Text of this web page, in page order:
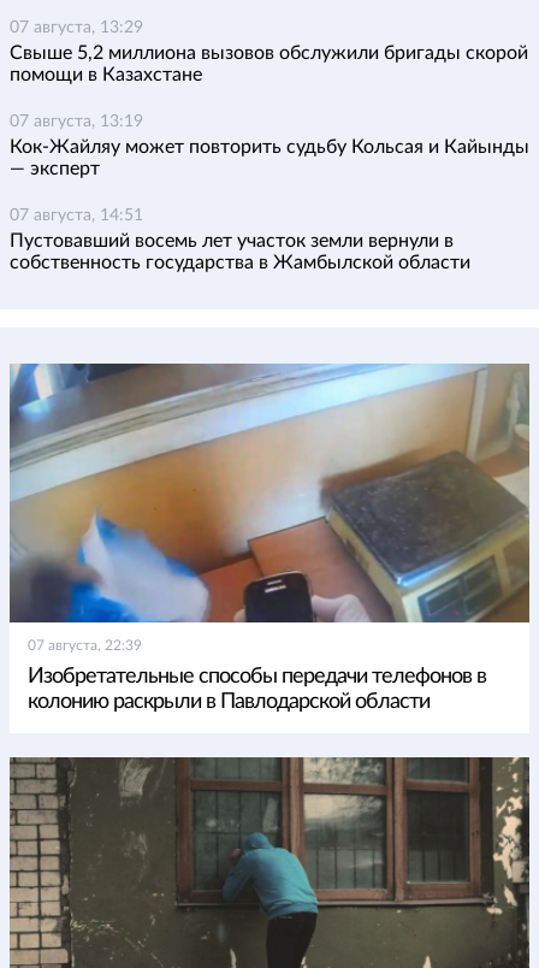
07 августа, 13:29
Свыше 5,2 миллиона вызовов обслужили бригады скорой
помощи в Казахстане
07 августа, 13:19
Кок-Жайляу может повторить судьбу Кольсая и Кайынды
— эксперт
07 августа, 14:51
Пустовавший восемь лет участок земли вернули в
собственность государства в Жамбылской области
07 августа, 22:39
Изобретательные способы передачи телефонов в
колонию раскрыли в Павлодарской области